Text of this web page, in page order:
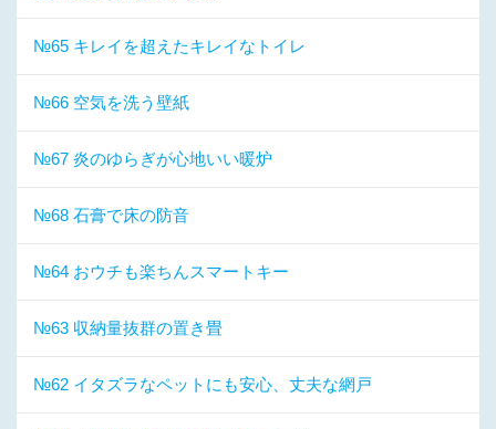
№65 キレイを超えたキレイなトイレ
№66 空気を洗う壁紙
№67 炎のゆらぎが心地いい暖炉
№68 石膏で床の防音
№64 おウチも楽ちんスマートキー
№63 収納量抜群の置き畳
№62 イタズラなペットにも安心、丈夫な網戸